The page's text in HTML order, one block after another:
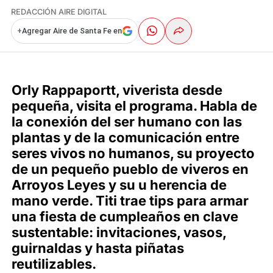
REDACCIÓN AIRE DIGITAL
+Agregar Aire de Santa Fe en
Orly Rappaportt, viverista desde
pequeña, visita el programa. Habla de
la conexión del ser humano con las
plantas y de la comunicación entre
seres vivos no humanos, su proyecto
de un pequeño pueblo de viveros en
Arroyos Leyes y su u herencia de
mano verde. Titi trae tips para armar
una fiesta de cumpleaños en clave
sustentable: invitaciones, vasos,
guirnaldas y hasta piñatas
reutilizables.